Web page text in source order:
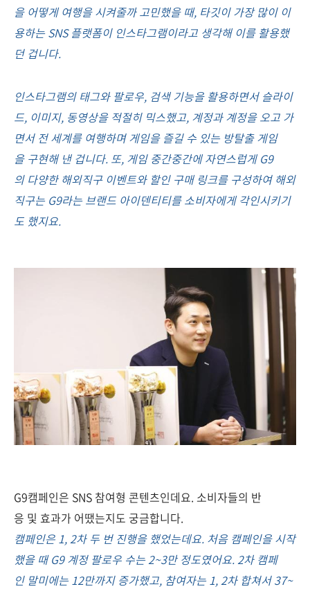
을 어떻게 여행을 시켜줄까 고민했을 때, 타깃이 가장 많이 이
용하는 SNS 플랫폼이 인스타그램이라고 생각해 이를 활용했
던 겁니다.
인스타그램의 태그와 팔로우, 검색 기능을 활용하면서 슬라이
드, 이미지, 동영상을 적절히 믹스했고, 계정과 계정을 오고 가
면서 전 세계를 여행하며 게임을 즐길 수 있는 방탈출 게임
을 구현해 낸 겁니다. 또, 게임 중간중간에 자연스럽게 G9
의 다양한 해외직구 이벤트와 할인 구매 링크를 구성하여 해외
직구는 G9라는 브랜드 아이덴티티를 소비자에게 각인시키기
도 했지요.
G9캠페인은 SNS 참여형 콘텐츠인데요. 소비자들의 반
응 및 효과가 어땠는지도 궁금합니다.
캠페인은 1, 2차 두 번 진행을 했었는데요. 처음 캠페인을 시작
했을 때 G9 계정 팔로우 수는 2~3만 정도였어요. 2차 캠페
인 말미에는 12만까지 증가했고, 참여자는 1, 2차 합쳐서 37~